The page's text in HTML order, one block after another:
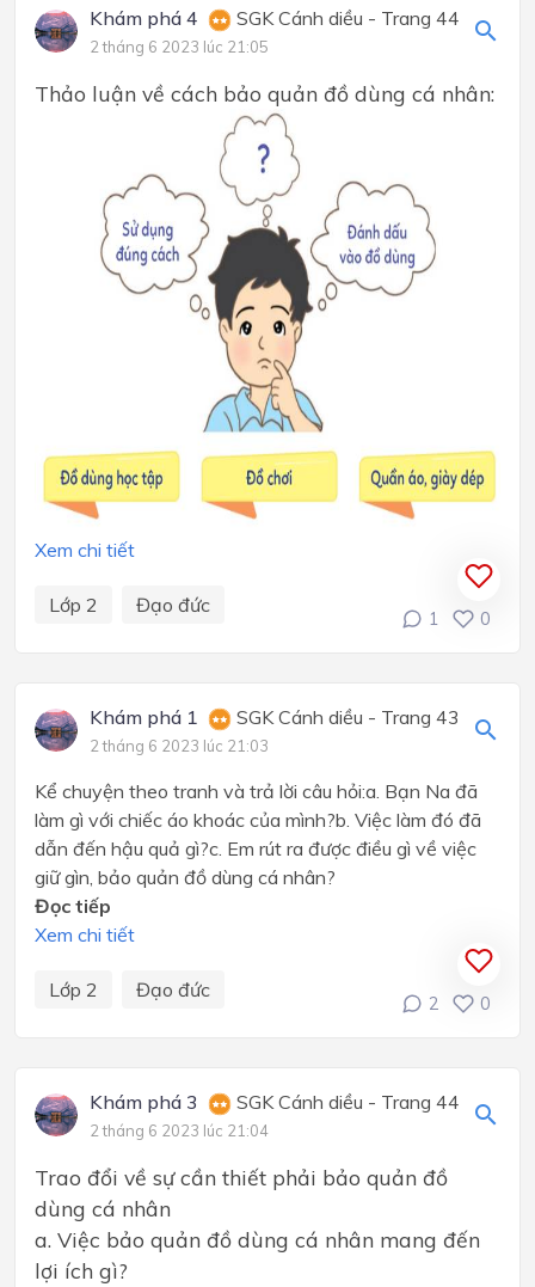
Khám phá 4 SGK Cánh diều - Trang 44
2 tháng 6 2023 lúc 21:05
Thảo luận về cách bảo quản đồ dùng cá nhân:
Xem chi tiết
Lớp 2 Đạo đức
1 0
Khám phá 1 SGK Cánh diều - Trang 43
2 tháng 6 2023 lúc 21:03
Kể chuyện theo tranh và trả lời câu hỏi:a. Bạn Na đã
làm gì với chiếc áo khoác của mình?b. Việc làm đó đã
dẫn đến hậu quả gì?c. Em rút ra được điều gì về việc
giữ gìn, bảo quản đồ dùng cá nhân?
Đọc tiếp
Xem chi tiết
Lớp 2 Đạo đức
2 0
Khám phá 3 SGK Cánh diều - Trang 44
2 tháng 6 2023 lúc 21:04
Trao đổi về sự cần thiết phải bảo quản đồ
dùng cá nhân
a. Việc bảo quản đồ dùng cá nhân mang đến
lợi ích gì?